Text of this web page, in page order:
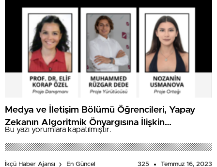
Medya ve İletişim Bölümü Öğrencileri, Yapay
Zekanın Algoritmik Önyargısına İlişkin
Farkındalık Düzeylerini Araştıracak
Bu yazı yorumlara kapatılmıştır.
İkçü Haber Ajansı En Güncel 325 Temmuz 16, 2023